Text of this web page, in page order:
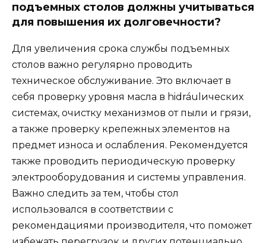
подъемных столов должны учитываться
для повышения их долговечности?
Для увеличения срока службы подъемных
столов важно регулярно проводить
техническое обслуживание. Это включает в
себя проверку уровня масла в hidráulических
системах, очистку механизмов от пыли и грязи,
а также проверку крепежных элементов на
предмет износа и ослабления. Рекомендуется
также проводить периодическую проверку
электрооборудования и системы управления.
Важно следить за тем, чтобы стол
использовался в соответствии с
рекомендациями производителя, что поможет